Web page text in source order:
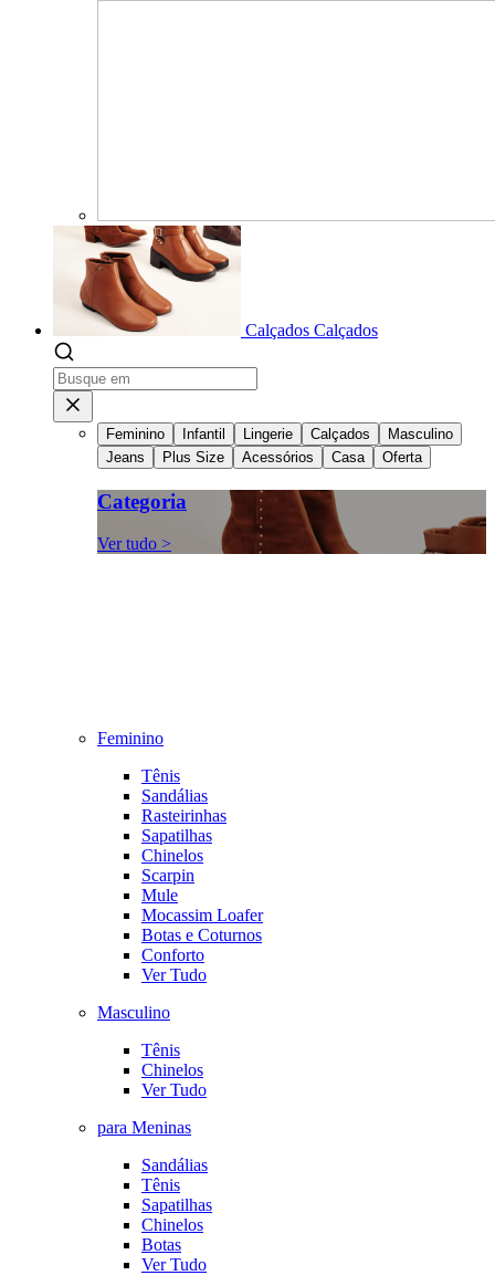
Calçados Calçados
Feminino Infantil Lingerie Calçados
Masculino
Jeans
Plus Size Acessórios Casa Oferta
Categoria
Ver tudo >
Feminino
Tênis
Sandálias
Rasteirinhas
Sapatilhas
Chinelos
Scarpin
Mule
Mocassim Loafer
Botas e Coturnos
Conforto
Ver Tudo
Masculino
Tênis
Chinelos
Ver Tudo
para Meninas
Sandálias
Tênis
Sapatilhas
Chinelos
Botas
Ver Tudo